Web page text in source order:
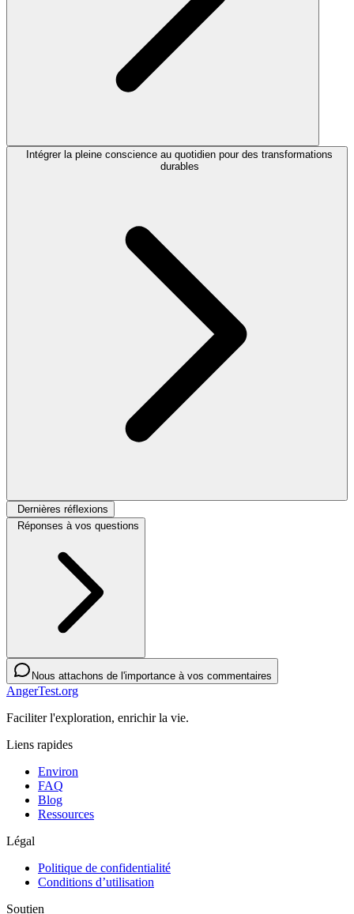
Intégrer la pleine conscience au quotidien pour des transformations
durables
Dernières réflexions
Réponses à vos questions
Nous attachons de l'importance à vos commentaires
AngerTest.org
Faciliter l'exploration, enrichir la vie.
Liens rapides
Environ
FAQ
Blog
Ressources
Légal
Politique de confidentialité
Conditions d’utilisation
Soutien